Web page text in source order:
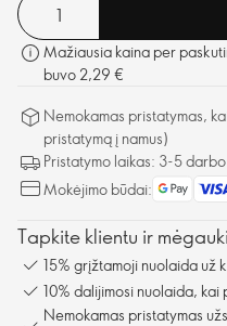
Mažiausia kaina per
buvo 2,29 €
Nemokamas pristatymas,
pristatymą į namus)
Pristatymo laikas: 3-5
Mokėjimo būdai:
Tapkite klientu ir
15% grįžtamoji nuolaida už
10% dalijimosi nuolaida, kai
Nemokamas pristatymas